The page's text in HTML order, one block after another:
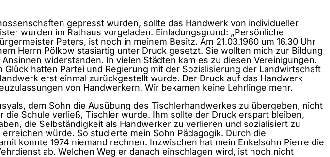
gepresst wurden, sollte das Handwerk von individueller
wurden im Rathaus vorgeladen. Einladungsgrund: „Persönliche
Peters, ist noch in meinem Besitz. Am 21.03.1960 um 16.30 Uhr
Herrn Pölkow stasiartig unter Druck gesetzt. Sie wollten mich zur Bildung
widerstanden. In vielen Städten kam es zu diesen Vereinigungen.
hatten Partei und Regierung mit der Sozialisierung der Landwirtschaft
erst einmal zurückgestellt wurde. Der Druck auf das Handwerk
von Handwerkern. Wir bekamen keine Lehrlinge mehr.
dem Sohn die Ausübung des Tischlerhandwerkes zu übergeben, nicht
Schule verließ, Tischler wurde. Ihm sollte der Druck erspart bleiben,
die Selbständigkeit als Handwerker zu verlieren und sozialisiert zu
würde. So studierte mein Sohn Pädagogik. Durch die
konnte 1974 niemand rechnen. Inzwischen hat mein Enkelsohn Pierre die
ab. Welchen Weg er danach einschlagen wird, ist noch nicht